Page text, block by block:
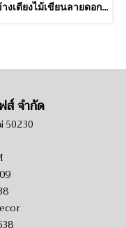
ชุดตู้ข้างเตียงไม้เขียนลายดอกไม้รอบด้าน
ส์ จำกัด
50230